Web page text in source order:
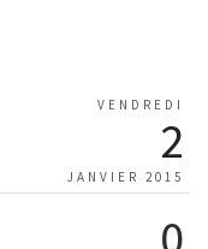
VENDREDI
2
JANVIER 2015